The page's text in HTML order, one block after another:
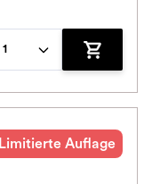
1
Zum
Limitierte Auflage